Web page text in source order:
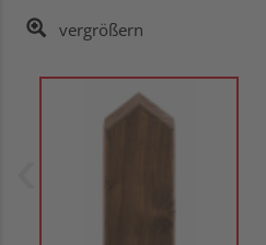
vergrößern